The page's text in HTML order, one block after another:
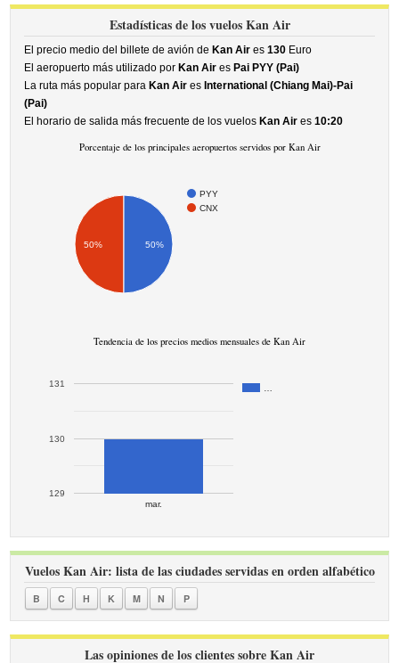
Estadísticas de los vuelos Kan Air
El precio medio del billete de avión de Kan Air es130 Euro
El aeropuerto más utilizado por Kan Air es Pai PYY (Pai)
La ruta más popular para Kan Air es International (Chiang Mai)-Pai
(Pai)
El horario de salida más frecuente de los vuelos Kan Air es10:20
Porcentaje de los principales aeropuertos servidos por Kan Air
PYY
CNX
50% 50%
Tendencia de los precios medios mensuales de Kan Air
mar.
129
130
131
Vuelos Kan Air: lista de las ciudades servidas en orden alfabético
B C H K M N P
Las opiniones de los clientes sobre Kan Air